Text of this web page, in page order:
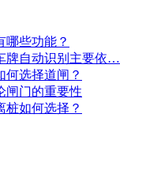
哪些功能？
牌自动识别主要依…
何选择道闸？
闸门的重要性
桩如何选择？